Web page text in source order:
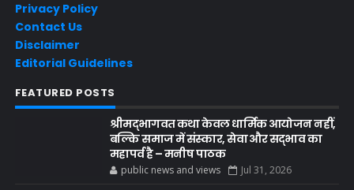
Privacy Policy
Contact Us
Disclaimer
Editorial Guidelines
FEATURED POSTS
श्रीमद्भागवत कथा केवल धार्मिक आयोजन नहीं,
बल्कि समाज में संस्कार, सेवा और सद्भाव का
महापर्व है – मनीष पाठक
public news and views Jul 31, 2026